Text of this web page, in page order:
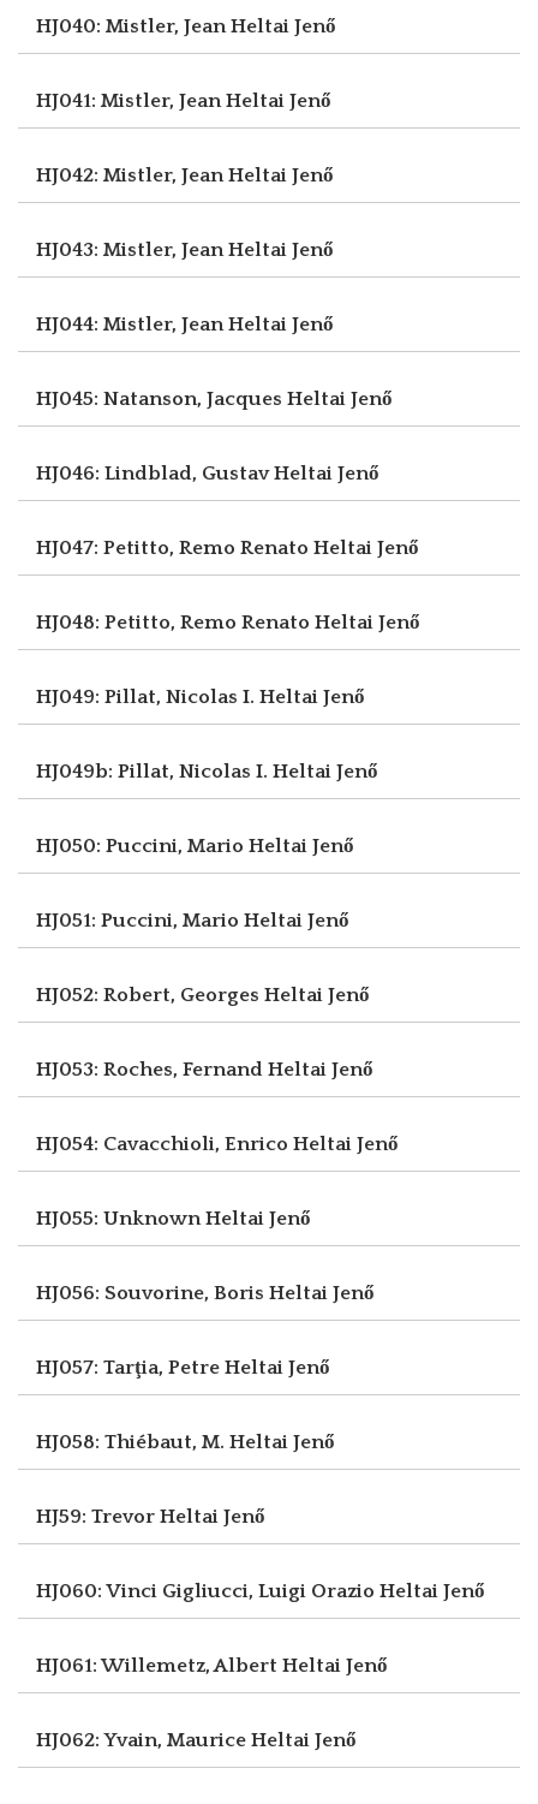
HJ040: Mistler, JeanHeltai Jenő
HJ041: Mistler, JeanHeltai Jenő
HJ042: Mistler, JeanHeltai Jenő
HJ043: Mistler, JeanHeltai Jenő
HJ044: Mistler, JeanHeltai Jenő
HJ045: Natanson, Jacques Heltai Jenő
HJ046: Lindblad, GustavHeltai Jenő
HJ047: Petitto, Remo Renato Heltai Jenő
HJ048: Petitto, Remo Renato Heltai Jenő
HJ049: Pillat, Nicolas I. Heltai Jenő
HJ049b: Pillat, Nicolas I. Heltai Jenő
HJ050: Puccini, Mario Heltai Jenő
HJ051: Puccini, Mario Heltai Jenő
HJ052: Robert, Georges Heltai Jenő
HJ053: Roches, Fernand Heltai Jenő
HJ054: Cavacchioli, Enrico Heltai Jenő
HJ055: UnknownHeltai Jenő
HJ056: Souvorine, Boris Heltai Jenő
HJ057: Tarţia, Petre Heltai Jenő
HJ058: Thiébaut, M. Heltai Jenő
HJ59: Trevor Heltai Jenő
HJ060: Vinci Gigliucci, Luigi Orazio Heltai Jenő
HJ061: Willemetz, Albert Heltai Jenő
HJ062: Yvain, Maurice Heltai Jenő